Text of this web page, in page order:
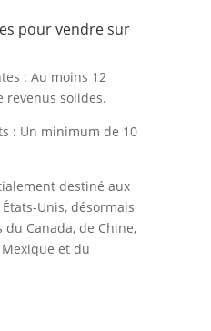
pour vendre sur
: Au moins 12
revenus solides.
: Un minimum de 10
destiné aux
Unis, désormais
Canada, de Chine,
Mexique et du